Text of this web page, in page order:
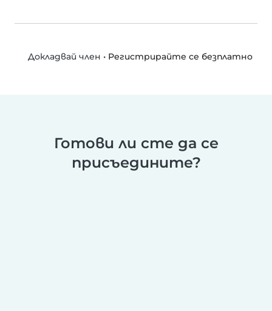
Докладвай член • Регистрирайте се безплатно
Готови ли сте да се
присъедините?